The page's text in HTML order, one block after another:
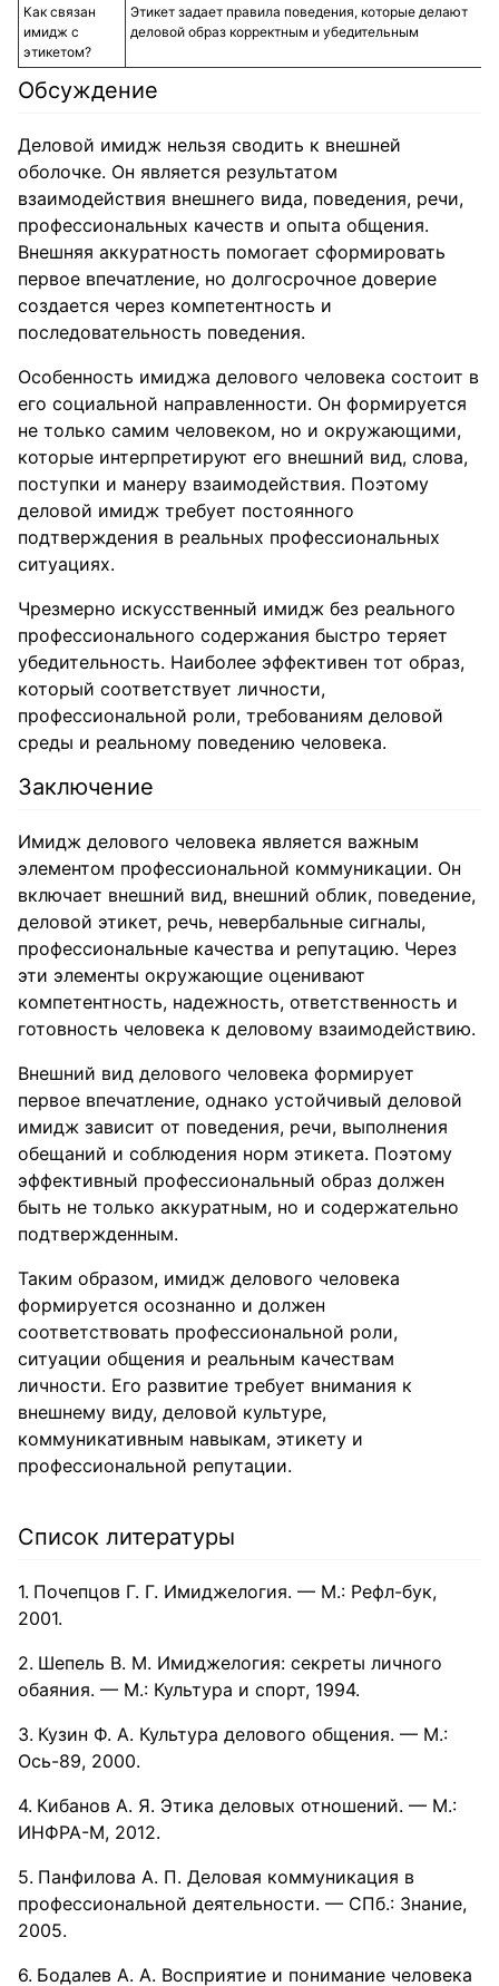
Как связан
имидж с
этикетом?
Этикет задает правила поведения, которые делают
деловой образ корректным и убедительным
Обсуждение
Деловой имидж нельзя сводить к внешней
оболочке. Он является результатом
взаимодействия внешнего вида, поведения, речи,
профессиональных качеств и опыта общения.
Внешняя аккуратность помогает сформировать
первое впечатление, но долгосрочное доверие
создается через компетентность и
последовательность поведения.
Особенность имиджа делового человека состоит в
его социальной направленности. Он формируется
не только самим человеком, но и окружающими,
которые интерпретируют его внешний вид, слова,
поступки и манеру взаимодействия. Поэтому
деловой имидж требует постоянного
подтверждения в реальных профессиональных
ситуациях.
Чрезмерно искусственный имидж без реального
профессионального содержания быстро теряет
убедительность. Наиболее эффективен тот образ,
который соответствует личности,
профессиональной роли, требованиям деловой
среды и реальному поведению человека.
Заключение
Имидж делового человека является важным
элементом профессиональной коммуникации. Он
включает внешний вид, внешний облик, поведение,
деловой этикет, речь, невербальные сигналы,
профессиональные качества и репутацию. Через
эти элементы окружающие оценивают
компетентность, надежность, ответственность и
готовность человека к деловому взаимодействию.
Внешний вид делового человека формирует
первое впечатление, однако устойчивый деловой
имидж зависит от поведения, речи, выполнения
обещаний и соблюдения норм этикета. Поэтому
эффективный профессиональный образ должен
быть не только аккуратным, но и содержательно
подтвержденным.
Таким образом, имидж делового человека
формируется осознанно и должен
соответствовать профессиональной роли,
ситуации общения и реальным качествам
личности. Его развитие требует внимания к
внешнему виду, деловой культуре,
коммуникативным навыкам, этикету и
профессиональной репутации.
Список литературы
Почепцов Г. Г. Имиджелогия. — М.: Рефл-бук,
2001.
Шепель В. М. Имиджелогия: секреты личного
обаяния. — М.: Культура и спорт, 1994.
Кузин Ф. А. Культура делового общения. — М.:
Ось-89, 2000.
Кибанов А. Я. Этика деловых отношений. — М.:
ИНФРА-М, 2012.
Панфилова А. П. Деловая коммуникация в
профессиональной деятельности. — СПб.: Знание,
2005.
Бодалев А. А. Восприятие и понимание человека